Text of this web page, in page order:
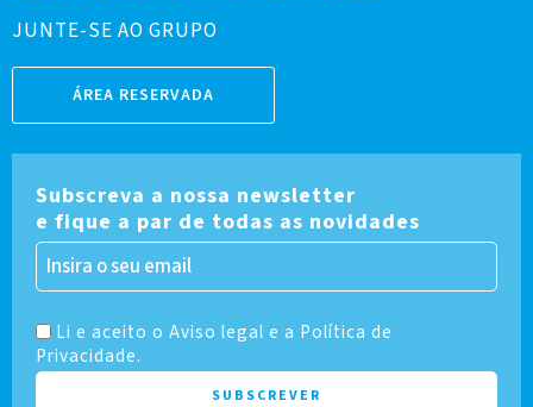
JUNTE-SE AO GRUPO
ÁREA RESERVADA
Subscreva a nossa newsletter
e fique a par de todas as novidades
Li e aceito o Aviso legal e a Política de
Privacidade.